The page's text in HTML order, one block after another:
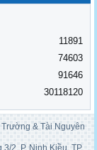
11891
74603
91646
30118120
Tài Nguyên
Kiều, TP.